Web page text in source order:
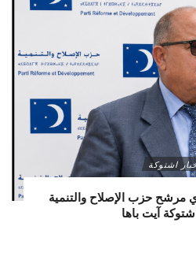
اشتوكة
حزب الإصلاح والتنمية
آيت باها